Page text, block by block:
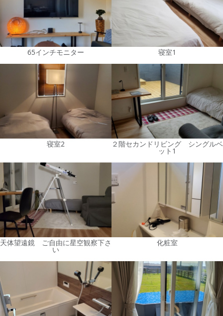
65インチモニター 寝室1
寝室2 ２階セカンドリビング シングルベ
ット1
天体望遠鏡 ご自由に星空観察下さ
い
化粧室